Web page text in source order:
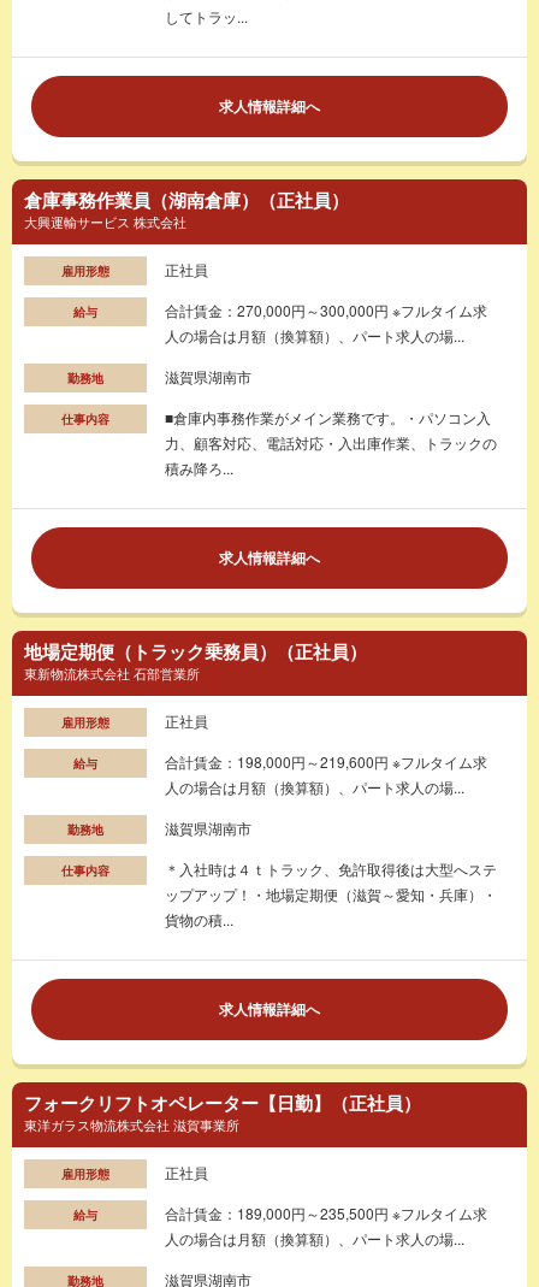
してトラッ...
求人情報詳細へ
倉庫事務作業員（湖南倉庫）（正社員）
大興運輸サービス 株式会社
雇用形態 正社員
給与
合計賃金：270,000円～300,000円 ※フルタイム求
人の場合は月額（換算額）、パート求人の場...
勤務地 滋賀県湖南市
仕事内容
■倉庫内事務作業がメイン業務です。・パソコン入
力、顧客対応、電話対応・入出庫作業、トラックの
積み降ろ...
求人情報詳細へ
地場定期便（トラック乗務員）（正社員）
東新物流株式会社 石部営業所
雇用形態 正社員
給与
合計賃金：198,000円～219,600円 ※フルタイム求
人の場合は月額（換算額）、パート求人の場...
勤務地 滋賀県湖南市
仕事内容
＊入社時は４ｔトラック、免許取得後は大型へステ
ップアップ！・地場定期便（滋賀～愛知・兵庫）・
貨物の積...
求人情報詳細へ
フォークリフトオペレーター【日勤】（正社員）
東洋ガラス物流株式会社 滋賀事業所
雇用形態 正社員
給与
合計賃金：189,000円～235,500円 ※フルタイム求
人の場合は月額（換算額）、パート求人の場...
勤務地 滋賀県湖南市